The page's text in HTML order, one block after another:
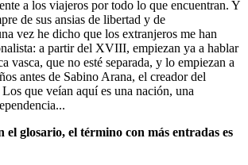
a los viajeros por todo lo que encuentran. Y
de sus ansias de libertad y de
vez he dicho que los extranjeros me han
a partir del XVIII, empiezan ya a hablar
vasca, que no esté separada, y lo empiezan a
antes de Sabino Arana, el creador del
que veían aquí es una nación, una
glosario, el término con más entradas es